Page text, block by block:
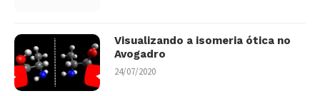
Visualizando a isomeria ótica no
Avogadro
24/07/2020